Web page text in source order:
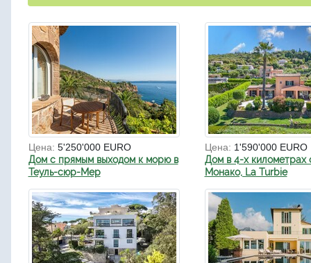
Цена: 5'250'000 EURO
Дом с прямым выходом к морю в
Теуль-сюр-Мер
Цена: 1'590'000 EURO
Дом в 4-х километрах
Монако, La Turbie